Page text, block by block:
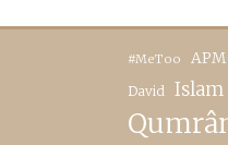
#MeToo APM
David Islam